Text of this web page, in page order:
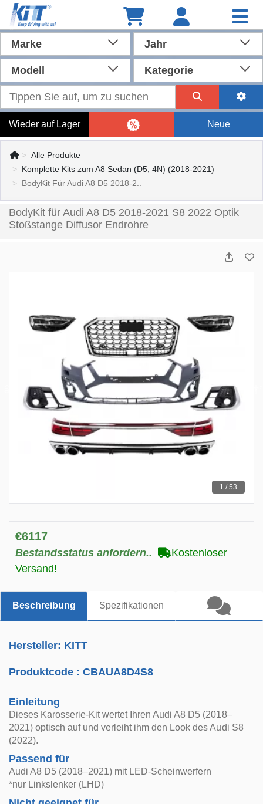
Marke Jahr
Modell Kategorie
Wieder auf Lager Neue
Alle Produkte
Komplette Kits zum A8 Sedan (D5, 4N) (2018-2021)
BodyKit Für Audi A8 D5 2018-2..
BodyKit für Audi A8 D5 2018-2021 S8 2022 Optik
Stoßstange Diffusor Endrohre
1 / 53
€6117
Bestandsstatus anfordern..
Kostenloser
Versand!
Beschreibung Spezifikationen
Hersteller: KITT
Produktcode :CBAUA8D4S8
Einleitung
Dieses Karosserie-Kit wertet Ihren Audi A8 D5 (2018–
2021) optisch auf und verleiht ihm den Look des Audi S8
(2022).
Passend für
Audi A8 D5 (2018–2021) mit LED-Scheinwerfern
*nur Linkslenker (LHD)